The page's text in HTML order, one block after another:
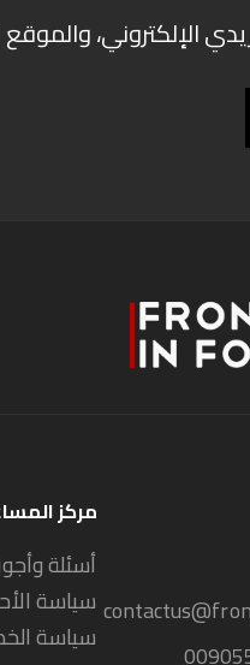
الإلكتروني،
مركز
أسئلة
سياسة
سياسة